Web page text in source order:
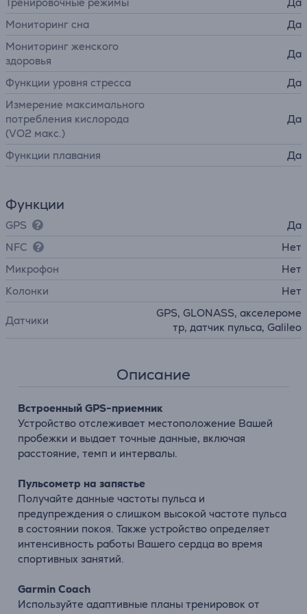
Мониторинг сна
Да
Мониторинг женского
здоровья
Да
Функции уровня стресса
Да
Измерение максимального
потребления кислорода
(VO2 макс.)
Да
Функции плавания Да
Функции
GPS
Да
NFC
Нет
Микрофон
Нет
Колонки
Нет
Датчики
GPS, GLONASS, акселероме
тр, датчик пульса, Galileo
Описание
Встроенный GPS-приемник
Устройство отслеживает местоположение Вашей
пробежки и выдает точные данные, включая
расстояние, темп и интервалы.
Пульсометр на запястье
Получайте данные частоты пульса и
предупреждения о слишком высокой частоте пульса
в состоянии покоя. Также устройство определяет
интенсивность работы Вашего сердца во время
спортивных занятий.
Garmin Coach
Используйте адаптивные планы тренировок от